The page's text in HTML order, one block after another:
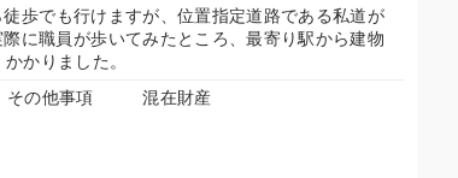
徒歩でも行けますが、位置指定道路である私道が
に職員が歩いてみたところ、最寄り駅から建物
かりました。
その他事項 混在財産